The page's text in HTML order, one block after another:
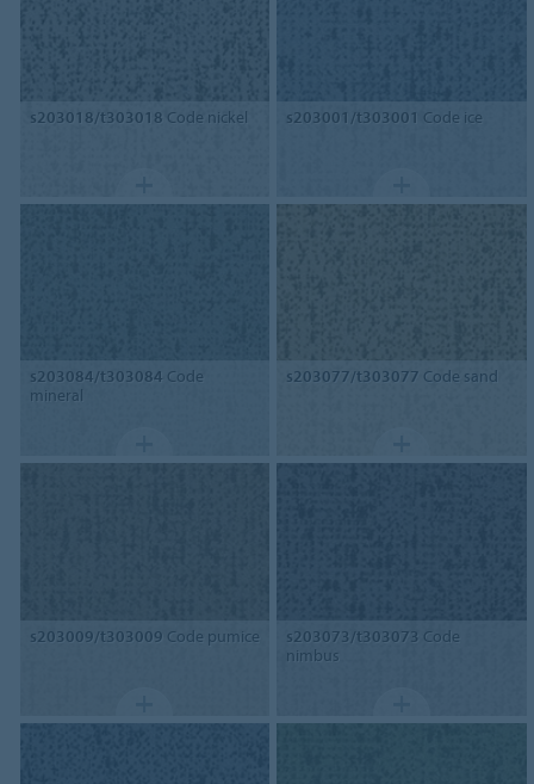
s203018/t303018 Code nickel s203001/t303001 Code ice
s203084/t303084 Code
mineral
s203077/t303077 Code sand
s203009/t303009 Code pumice s203073/t303073 Code
nimbus